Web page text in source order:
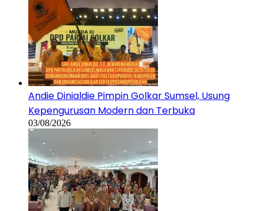
Andie Dinialdie Pimpin Golkar Sumsel, Usung
Kepengurusan Modern dan Terbuka
03/08/2026